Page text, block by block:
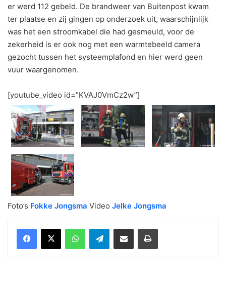
er werd 112 gebeld. De brandweer van Buitenpost kwam
ter plaatse en zij gingen op onderzoek uit, waarschijnlijk
was het een stroomkabel die had gesmeuld, voor de
zekerheid is er ook nog met een warmtebeeld camera
gezocht tussen het systeemplafond en hier werd geen
vuur waargenomen.
[youtube_video id=”KVAJ0VmCz2w”]
Foto’s Fokke Jongsma Video Jelke Jongsma
WhatsAppTelegramDelen via Email Print